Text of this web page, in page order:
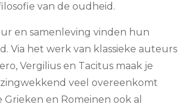
van de oudheid.
en samenleving vinden hun
Via het werk van klassieke auteurs
Vergilius en Tacitus maak je
veel overeenkomt
en Romeinen ook al